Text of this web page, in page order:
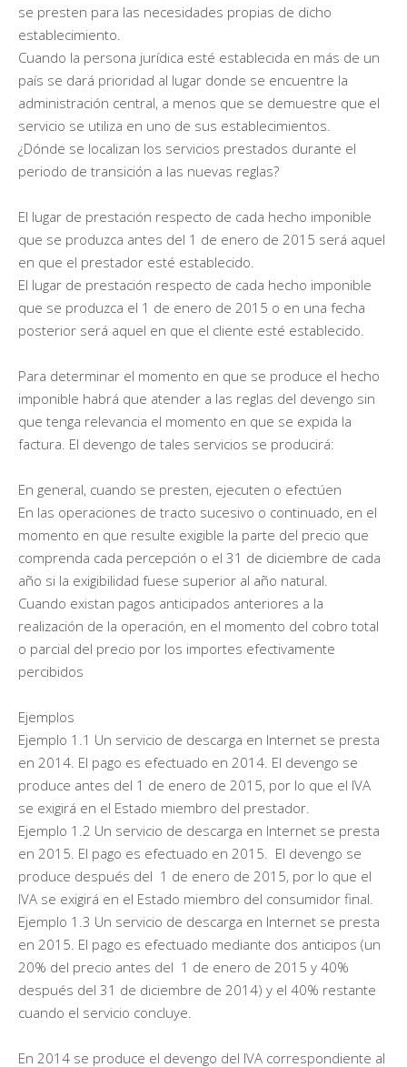
se presten para las necesidades propias de dicho
establecimiento.
Cuando la persona jurídica esté establecida en más de un
país se dará prioridad al lugar donde se encuentre la
administración central, a menos que se demuestre que el
servicio se utiliza en uno de sus establecimientos.
¿Dónde se localizan los servicios prestados durante el
periodo de transición a las nuevas reglas?
El lugar de prestación respecto de cada hecho imponible
que se produzca antes del 1 de enero de 2015 será aquel
en que el prestador esté establecido.
El lugar de prestación respecto de cada hecho imponible
que se produzca el 1 de enero de 2015 o en una fecha
posterior será aquel en que el cliente esté establecido.
Para determinar el momento en que se produce el hecho
imponible habrá que atender a las reglas del devengo sin
que tenga relevancia el momento en que se expida la
factura. El devengo de tales servicios se producirá:
En general, cuando se presten, ejecuten o efectúen
En las operaciones de tracto sucesivo o continuado, en el
momento en que resulte exigible la parte del precio que
comprenda cada percepción o el 31 de diciembre de cada
año si la exigibilidad fuese superior al año natural.
Cuando existan pagos anticipados anteriores a la
realización de la operación, en el momento del cobro total
o parcial del precio por los importes efectivamente
percibidos
Ejemplos
Ejemplo 1.1 Un servicio de descarga en Internet se presta
en 2014. El pago es efectuado en 2014. El devengo se
produce antes del 1 de enero de 2015, por lo que el IVA
se exigirá en el Estado miembro del prestador.
Ejemplo 1.2 Un servicio de descarga en Internet se presta
en 2015. El pago es efectuado en 2015. El devengo se
produce después del 1 de enero de 2015, por lo que el
IVA se exigirá en el Estado miembro del consumidor final.
Ejemplo 1.3 Un servicio de descarga en Internet se presta
en 2015. El pago es efectuado mediante dos anticipos (un
20% del precio antes del 1 de enero de 2015 y 40%
después del 31 de diciembre de 2014) y el 40% restante
cuando el servicio concluye.
En 2014 se produce el devengo del IVA correspondiente al